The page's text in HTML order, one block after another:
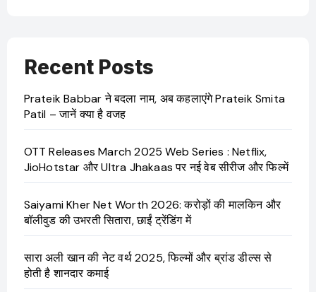
Recent Posts
Prateik Babbar ने बदला नाम, अब कहलाएंगे Prateik Smita
Patil – जानें क्या है वजह
OTT Releases March 2025 Web Series : Netflix,
JioHotstar और Ultra Jhakaas पर नई वेब सीरीज और फिल्में
Saiyami Kher Net Worth 2026: करोड़ों की मालकिन और
बॉलीवुड की उभरती सितारा, छाईं ट्रेंडिंग में
सारा अली खान की नेट वर्थ 2025, फिल्मों और ब्रांड डील्स से
होती है शानदार कमाई